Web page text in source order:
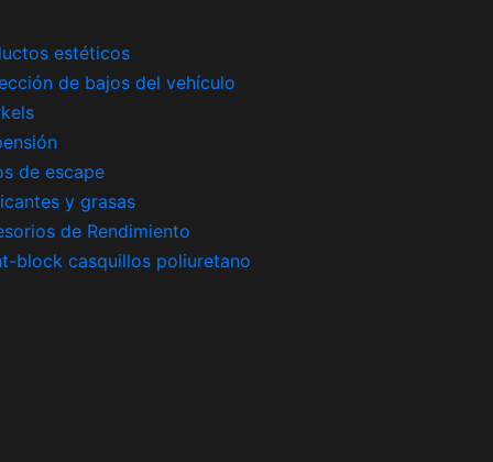
estéticos
de bajos del vehículo
de escape
y grasas
de Rendimiento
block casquillos poliuretano